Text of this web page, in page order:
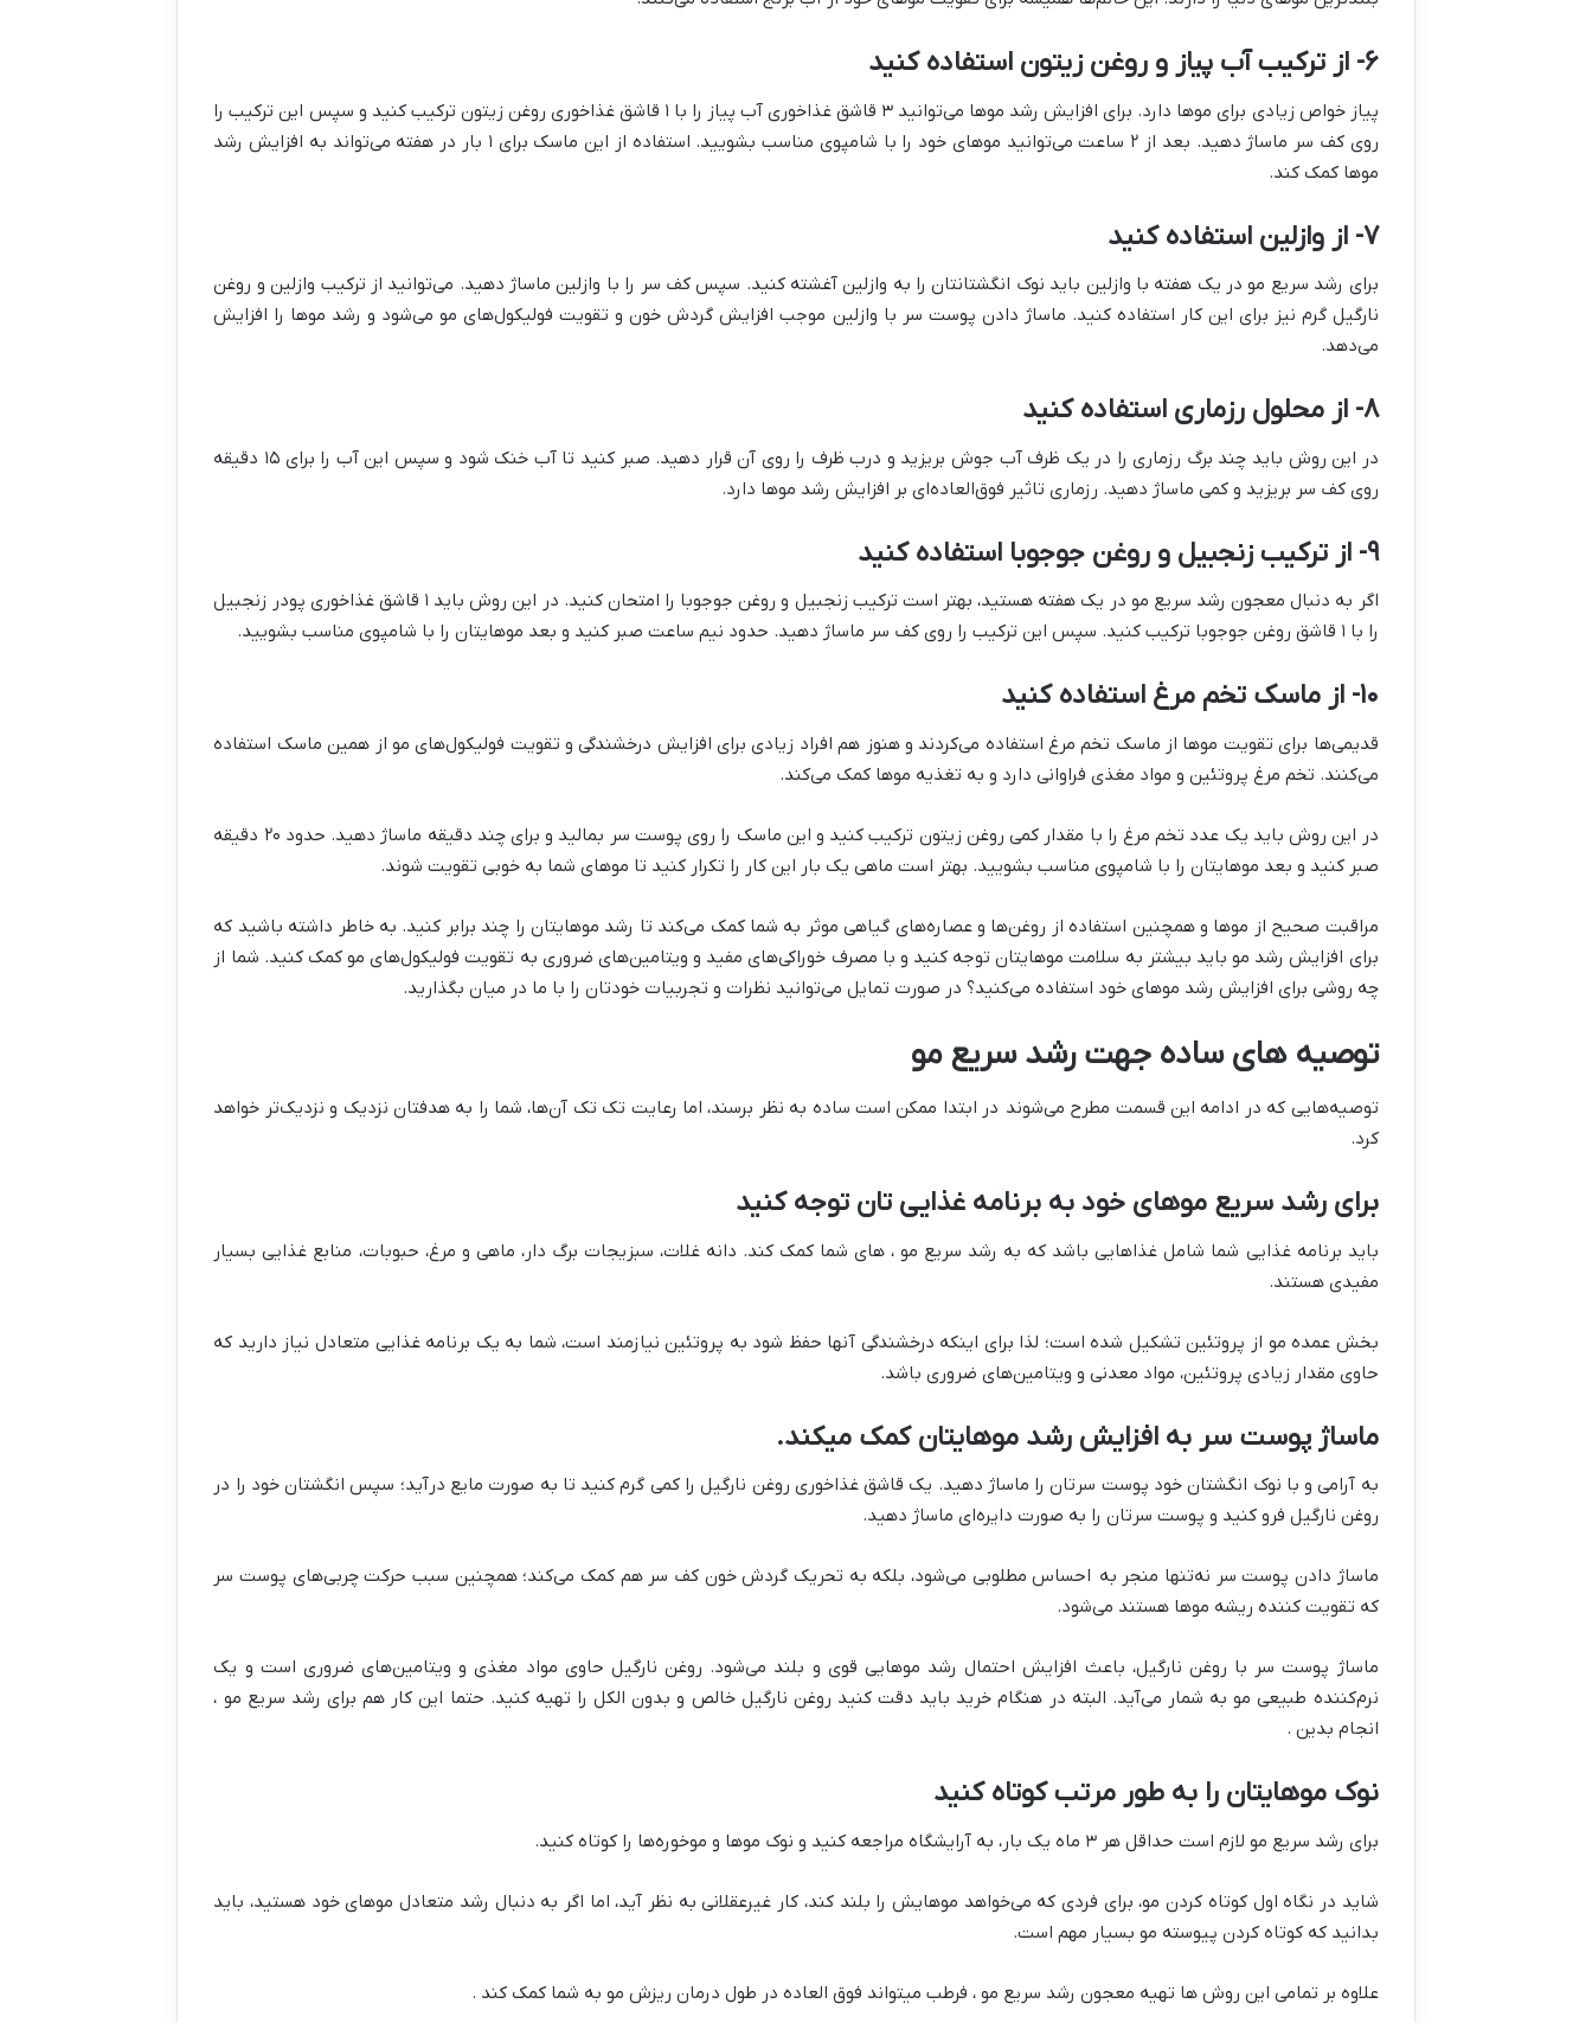
۶- از ترکیب آب پیاز و روغن زیتون استفاده کنید
پیاز خواص زیادی برای موها دارد. برای افزایش رشد موها می‌توانید ۳ قاشق غذاخوری آب پیاز را با ۱ قاشق غذاخوری روغن زیتون ترکیب کنید و سپس این ترکیب را
روی کف سر ماساژ دهید. بعد از ۲ ساعت می‌توانید موهای خود را با شامپوی مناسب بشویید. استفاده از این ماسک برای ۱ بار در هفته می‌تواند به افزایش رشد
موها کمک کند.
۷- از وازلین استفاده کنید
برای رشد سریع مو در یک هفته با وازلین باید نوک انگشتانتان را به وازلین آغشته کنید. سپس کف سر را با وازلین ماساژ دهید. می‌توانید از ترکیب وازلین و روغن
نارگیل گرم نیز برای این کار استفاده کنید. ماساژ دادن پوست سر با وازلین موجب افزایش گردش خون و تقویت فولیکول‌های مو می‌شود و رشد موها را افزایش
می‌دهد.
۸- از محلول رزماری استفاده کنید
در این روش باید چند برگ رزماری را در یک ظرف آب جوش بریزید و درب ظرف را روی آن قرار دهید. صبر کنید تا آب خنک شود و سپس این آب را برای ۱۵ دقیقه
روی کف سر بریزید و کمی ماساژ دهید. رزماری تاثیر فوق‌العاده‌ای بر افزایش رشد موها دارد.
۹- از ترکیب زنجبیل و روغن جوجوبا استفاده کنید
اگر به دنبال معجون رشد سریع مو در یک هفته هستید، بهتر است ترکیب زنجبیل و روغن جوجوبا را امتحان کنید. در این روش باید ۱ قاشق غذاخوری پودر زنجبیل
را با ۱ قاشق روغن جوجوبا ترکیب کنید. سپس این ترکیب را روی کف سر ماساژ دهید. حدود نیم ساعت صبر کنید و بعد موهایتان را با شامپوی مناسب بشویید.
۱۰- از ماسک تخم مرغ استفاده کنید
قدیمی‌ها برای تقویت موها از ماسک تخم مرغ استفاده می‌کردند و هنوز هم افراد زیادی برای افزایش درخشندگی و تقویت فولیکول‌های مو از همین ماسک استفاده
می‌کنند. تخم مرغ پروتئین و مواد مغذی فراوانی دارد و به تغذیه موها کمک می‌کند.
در این روش باید یک عدد تخم مرغ را با مقدار کمی روغن زیتون ترکیب کنید و این ماسک را روی پوست سر بمالید و برای چند دقیقه ماساژ دهید. حدود ۲۰ دقیقه
صبر کنید و بعد موهایتان را با شامپوی مناسب بشویید. بهتر است ماهی یک بار این کار را تکرار کنید تا موهای شما به خوبی تقویت شوند.
مراقبت صحیح از موها و همچنین استفاده از روغن‌ها و عصاره‌های گیاهی موثر به شما کمک می‌کند تا رشد موهایتان را چند برابر کنید. به خاطر داشته باشید که
برای افزایش رشد مو باید بیشتر به سلامت موهایتان توجه کنید و با مصرف خوراکی‌های مفید و ویتامین‌های ضروری به تقویت فولیکول‌های مو کمک کنید. شما از
چه روشی برای افزایش رشد موهای خود استفاده می‌کنید؟ در صورت تمایل می‌توانید نظرات و تجربیات خودتان را با ما در میان بگذارید.
توصیه های ساده جهت رشد سریع مو
توصیه‌هایی که در ادامه این قسمت مطرح می‌شوند در ابتدا ممکن است ساده به نظر برسند، اما رعایت تک تک آن‌ها، شما را به هدفتان نزدیک و نزدیک‌تر خواهد
کرد.
برای رشد سریع موهای خود به برنامه غذایی تان توجه کنید
باید برنامه غذایی‌ شما شامل غذاهایی باشد که به رشد سریع مو ، های شما کمک کند. دانه غلات، سبزیجات برگ دار، ماهی و مرغ، حبوبات، منابع غذایی بسیار
مفیدی هستند.
بخش عمده مو از پروتئین تشکیل شده است؛ لذا برای اینکه درخشندگی آنها حفظ شود به پروتئین نیازمند است، شما به یک برنامه غذایی متعادل نیاز دارید که
حاوی مقدار زیادی پروتئین، مواد معدنی و ویتامین‌های ضروری باشد.
ماساژ پوست سر به افزایش رشد موهایتان کمک میکند.
به آرامی و با نوک انگشتان خود پوست سرتان را ماساژ دهید. یک قاشق غذا‌خوری روغن نارگیل را کمی گرم کنید تا به صورت مایع درآید؛ سپس انگشتان خود را در
روغن نارگیل فرو کنید و پوست سرتان را به صورت دایره‌ای ماساژ دهید.
ماساژ دادن پوست سر نه‌تنها منجر به احساس مطلوبی می‌شود، بلکه به تحریک گردش خون کف سر هم کمک می‌کند؛ همچنین سبب حرکت چربی‌های پوست سر
که تقویت کننده ریشه موها هستند می‌شود.
ماساژ پوست سر با روغن نارگیل، باعث افزایش احتمال رشد موهایی قوی و بلند می‌شود. روغن نارگیل حاوی مواد مغذی و ویتامین‌های ضروری است و یک
نرم‌کننده طبیعی مو به شمار می‌آید. البته در هنگام خرید باید دقت کنید روغن نارگیل خالص و بدون الکل را تهیه کنید. حتما این کار هم برای رشد سریع مو ،
انجام بدین .
نوک موهایتان را به طور مرتب کوتاه کنید
برای رشد سریع مو لازم است حداقل هر ۳ ماه یک بار، به آرایشگاه مراجعه کنید و نوک موها و موخوره‌ها را کوتاه کنید.
شاید در نگاه اول کوتاه کردن مو، برای فردی که می‌خواهد موهایش را بلند کند، کار غیرعقلانی به نظر آید، اما اگر به دنبال رشد متعادل موهای خود هستید، باید
بدانید که کوتاه کردن پیوسته مو بسیار مهم است.
علاوه بر تمامی این روش ها تهیه معجون رشد سریع مو ، فرطب میتواند فوق العاده در طول درمان ریزش مو به شما کمک کند .